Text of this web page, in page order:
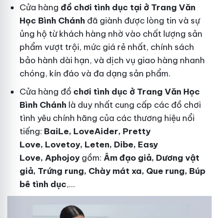
Cửa hàng đồ chơi tình dục tại ở Trang Văn
Học Bình Chánh đã giành được lòng tin và sự
ủng hộ từ khách hàng nhờ vào chất lượng sản
phẩm vượt trội, mức giá rẻ nhất, chính sách
bảo hành dài hạn, và dịch vụ giao hàng nhanh
chóng, kín đáo và đa dạng sản phẩm.
Cửa hàng đồ chơi tình dục ở Trang Văn Học
Bình Chánh là duy nhất cung cấp các đồ chơi
tình yêu chính hãng của các thương hiệu nổi
tiếng: BaiLe, LoveAider, Pretty
Love, Lovetoy, Leten, Dibe, Easy
Love, Aphojoy gồm: Âm đạo giả, Dương vật
giả, Trứng rung, Chày mát xa, Que rung, Búp
bê tình dục,…